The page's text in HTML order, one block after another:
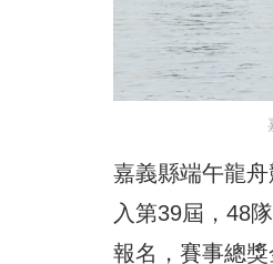
嘉義縣端午龍
入第39屆，48
報名，賽事總